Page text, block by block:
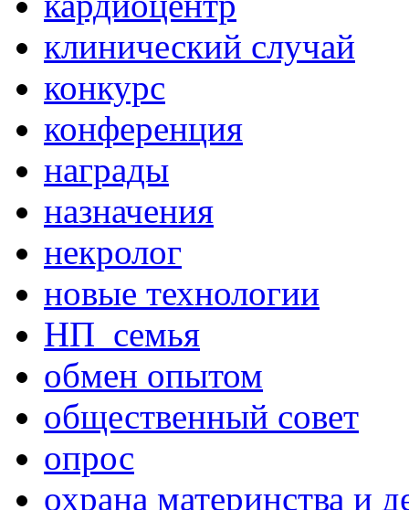
клинический случай
конкурс
конференция
награды
назначения
некролог
новые технологии
НП_семья
обмен опытом
общественный совет
опрос
охрана материнства и